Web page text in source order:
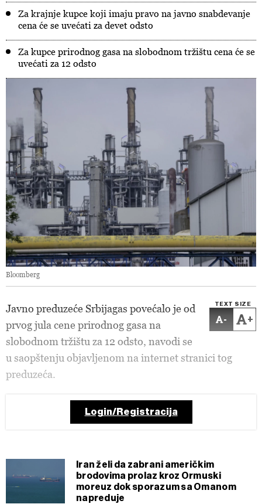
Za krajnje kupce koji imaju pravo na javno snabdevanje
cena će se uvećati za devet odsto
Za kupce prirodnog gasa na slobodnom tržištu cena će se
uvećati za 12 odsto
Bloomberg
TEXT SIZE
- +
Javno preduzeće Srbijagas povećalo je od
prvog jula cene prirodnog gasa na
slobodnom tržištu za 12 odsto, navodi se
u saopštenju objavljenom na internet stranici tog
preduzeća.
Login/Registracija
Iran želi da zabrani američkim
brodovima prolaz kroz Ormuski
moreuz dok sporazum sa Omanom
napreduje